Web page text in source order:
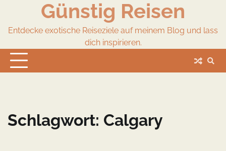
content
Günstig Reisen
Entdecke exotische Reiseziele auf meinem Blog und lass
dich inspirieren.
Schlagwort: Calgary